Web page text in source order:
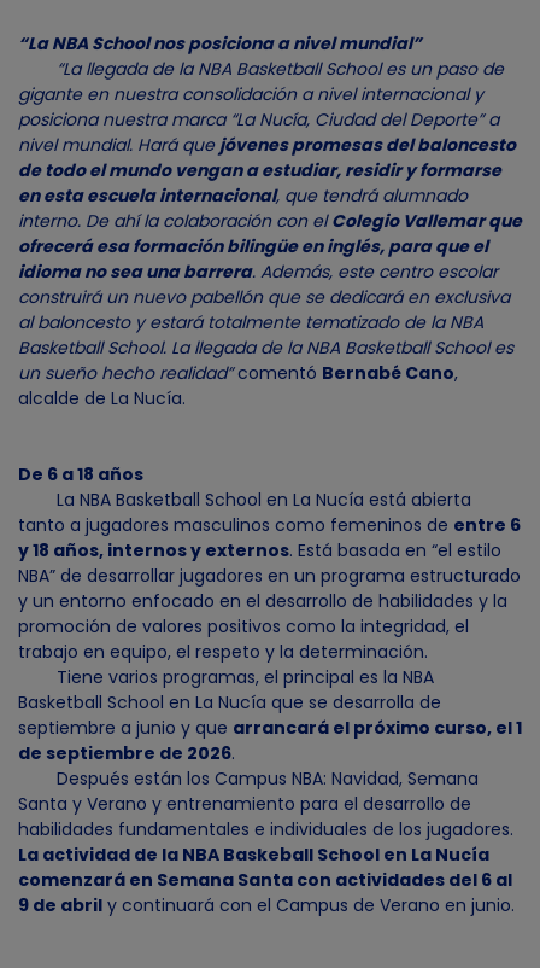
“La NBA School nos posiciona a nivel mundial”
“La llegada de la NBA Basketball School es un paso de
gigante en nuestra consolidación a nivel internacional y
posiciona nuestra marca “La Nucía, Ciudad del Deporte” a
nivel mundial. Hará quejóvenes promesas del baloncesto
de todo el mundo vengan a estudiar, residir y formarse
en esta escuela internacional, que tendrá alumnado
interno. De ahí la colaboración con elColegio Vallemar que
ofrecerá esa formación bilingüe en inglés, para que el
idioma no sea una barrera. Además, este centro escolar
construirá un nuevo pabellón que se dedicará en exclusiva
al baloncesto y estará totalmente tematizado de la NBA
Basketball School. La llegada de la NBA Basketball School es
un sueño hecho realidad”comentó Bernabé Cano,
alcalde de La Nucía.
De 6 a 18 años
La NBA Basketball School en La Nucía está abierta
tanto a jugadores masculinos como femeninos de entre 6
y 18 años, internos y externos. Está basada en “el estilo
NBA” de desarrollar jugadores en un programa estructurado
y un entorno enfocado en el desarrollo de habilidades y la
promoción de valores positivos como la integridad, el
trabajo en equipo, el respeto y la determinación.
Tiene varios programas, el principal es la NBA
Basketball School en La Nucía que se desarrolla de
septiembre a junio y que arrancará el próximo curso, el 1
de septiembre de 2026.
Después están los Campus NBA: Navidad, Semana
Santa y Verano y entrenamiento para el desarrollo de
habilidades fundamentales e individuales de los jugadores.
La actividad de la NBA Baskeball School en La Nucía
comenzará en Semana Santa con actividades del 6 al
9 de abril y continuará con el Campus de Verano en junio.